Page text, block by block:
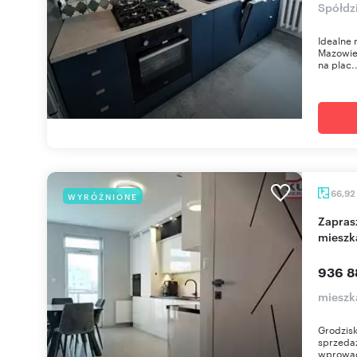
Idealne
na
WYRÓŻNIONE 66,92
Zapraszam do komfortowego 3-pokojowego
936